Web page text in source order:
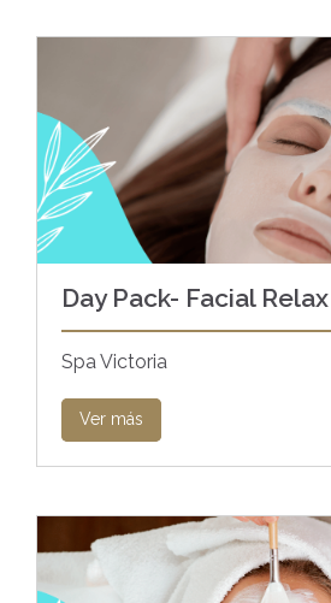
Day Pack- Facial Relax
Spa Victoria
Ver más